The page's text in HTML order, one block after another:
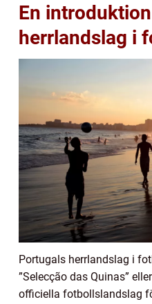
En
herrlandslag i
Portugals herrlandslag i
”Selecção das Quinas”
officiella fotbollslandslag